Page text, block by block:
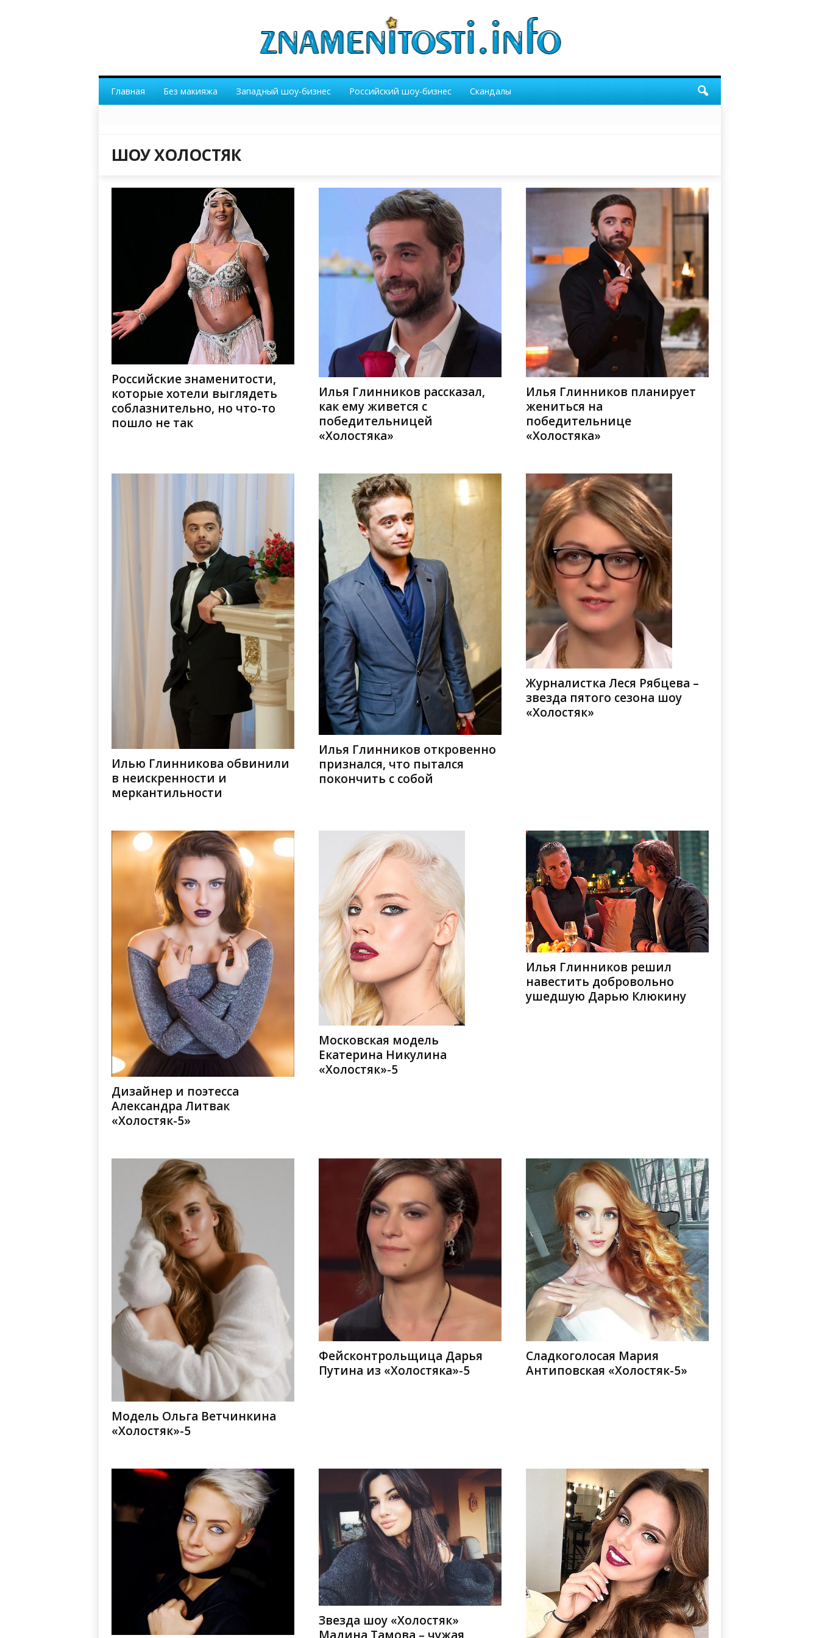
Главная Без макияжа Западный шоу-бизнес Российский шоу-бизнес Скандалы
ШОУ ХОЛОСТЯК
Российские знаменитости,
которые хотели выглядеть
соблазнительно, но что-то
пошло не так
Илья Глинников рассказал,
как ему живется с
победительницей
«Холостяка»
Илья Глинников планирует
жениться на
победительнице
«Холостяка»
Илью Глинникова обвинили
в неискренности и
меркантильности
Илья Глинников откровенно
признался, что пытался
покончить с собой
Журналистка Леся Рябцева –
звезда пятого сезона шоу
«Холостяк»
Дизайнер и поэтесса
Александра Литвак
«Холостяк-5»
Московская модель
Екатерина Никулина
«Холостяк»-5
Илья Глинников решил
навестить добровольно
ушедшую Дарью Клюкину
Модель Ольга Ветчинкина
«Холостяк»-5
Фейсконтрольщица Дарья
Путина из «Холостяка»-5
Сладкоголосая Мария
Антиповская «Холостяк-5»
Звезда шоу «Холостяк»